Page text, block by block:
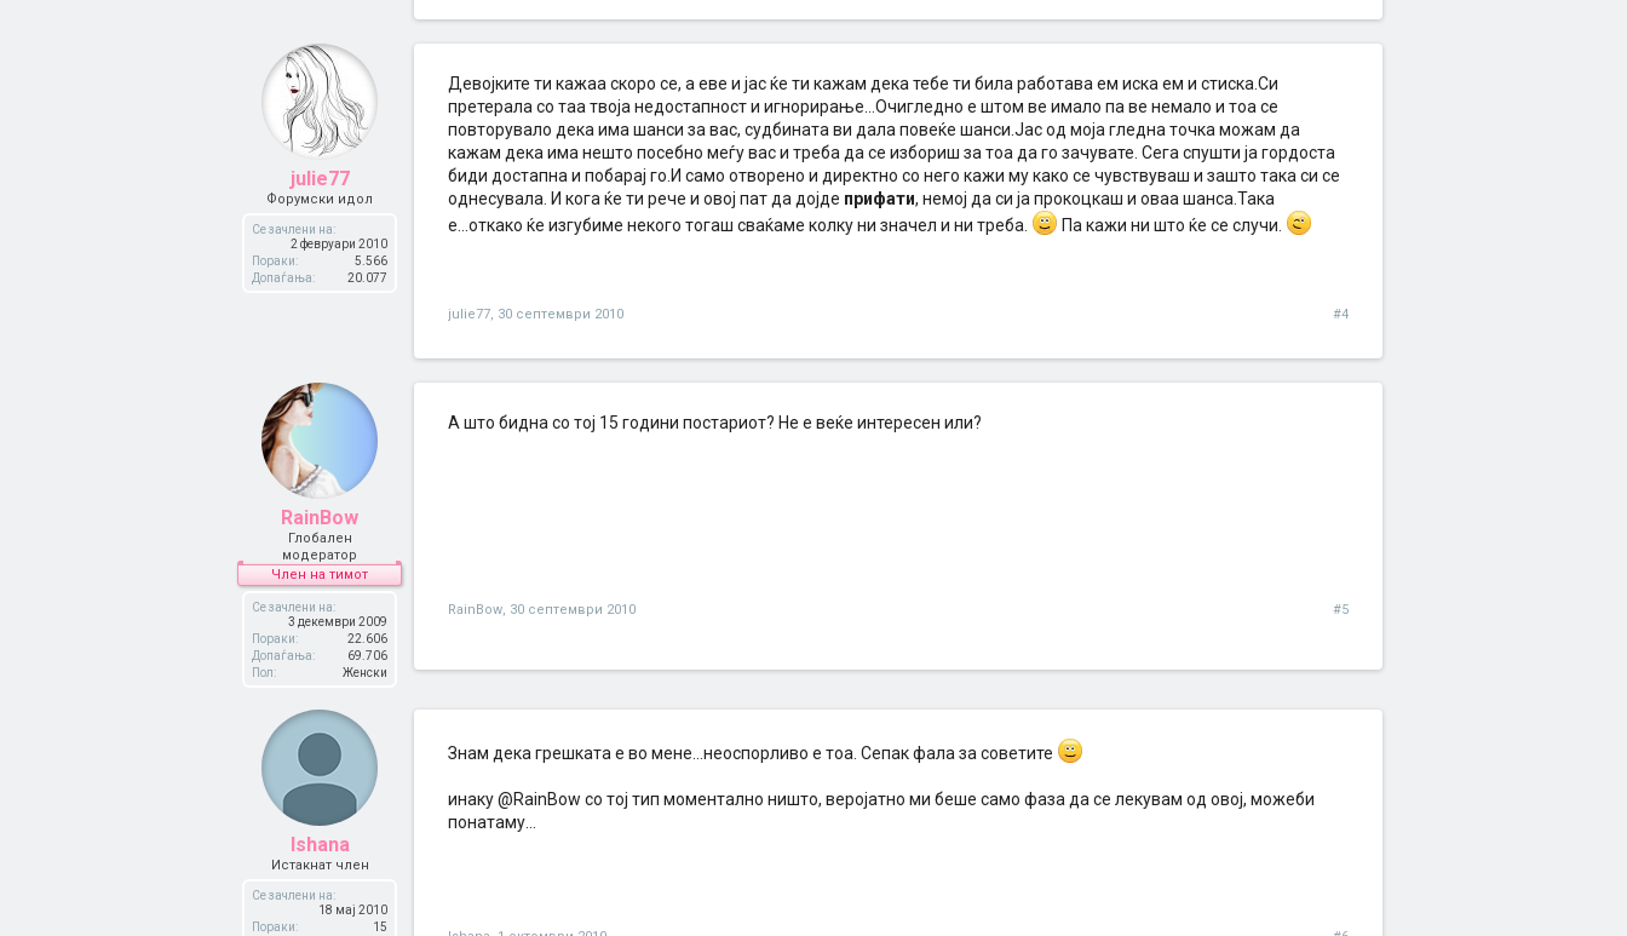
julie77
Форумски идол
Се зачлени на:
2 февруари 2010
Пораки:
5.566
Допаѓања:
20.077
Девојките ти кажаа скоро се, а еве и јас ќе ти кажам дека тебе ти била работава ем иска ем и стиска.Си
претерала со таа твоја недостапност и игнорирање...Очигледно е штом ве имало па ве немало и тоа се
повторувало дека има шанси за вас, судбината ви дала повеќе шанси.Јас од моја гледна точка можам да
кажам дека има нешто посебно меѓу вас и треба да се избориш за тоа да го зачувате. Сега спушти ја гордоста
биди достапна и побарај го.И само отворено и директно со него кажи му како се чувствуваш и зашто така си се
однесувала. И кога ќе ти рече и овој пат да дојде прифати, немој да си ја прокоцкаш и оваа шанса.Така
е...откако ќе изгубиме некого тогаш сваќаме колку ни значел и ни треба.
Па кажи ни што ќе се случи.
julie77, 30 септември 2010 #4
RainBow
Глобален
модератор
Член на тимот
Се зачлени на:
3 декември 2009
Пораки:
22.606
Допаѓања:
69.706
Пол:
Женски
А што бидна со тој 15 години постариот? Не е веќе интересен или?
RainBow, 30 септември 2010 #5
Ishana
Истакнат член
Се зачлени на:
18 мај 2010
Пораки:
15
Знам дека грешката е во мене...неоспорливо е тоа. Сепак фала за советите
инаку @RainBow со тој тип моментално ништо, веројатно ми беше само фаза да се лекувам од овој, можеби
понатаму...